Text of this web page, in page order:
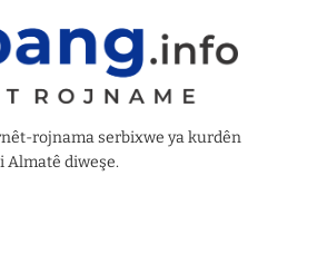
rojnama serbixwe ya kurdên
Almatê diweşe.